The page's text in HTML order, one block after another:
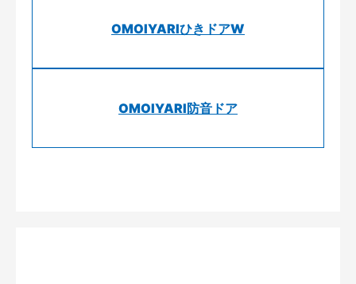
OMOIYARIひきドアW
OMOIYARI防音ドア